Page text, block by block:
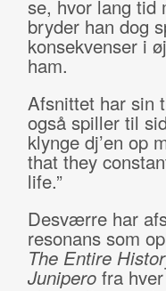
se, hvor lang tid
bryder han dog
konsekvenser i
ham.
Afsnittet har sin
også spiller til
klynge dj’en op
that they
life.”
Desværre har
resonans som
The Entire
Junipero fra